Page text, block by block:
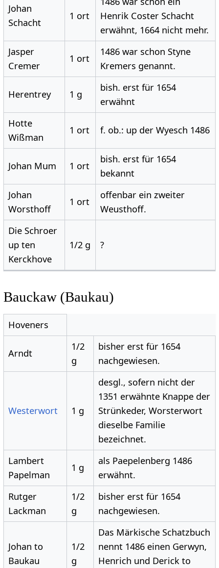
Johan
Schacht
1 ort
Henrik Coster Schacht
erwähnt, 1664 nicht mehr.
Jasper
Cremer
1 ort
1486 war schon Styne
Kremers genannt.
Herentrey 1 g
bish. erst für 1654
erwähnt
Hotte
Wißman
1 ort f. ob.: up der Wyesch 1486
Johan Mum 1 ort
bish. erst für 1654
bekannt
Johan
Worsthoff
1 ort
offenbar ein zweiter
Weusthoff.
Die Schroer
up ten
Kerckhove
1/2 g ?
Bauckaw (Baukau)
Hoveners
Arndt
1/2
g
bisher erst für 1654
nachgewiesen.
Westerwort 1 g
desgl., sofern nicht der
1351 erwähnte Knappe der
Strünkeder, Worsterwort
dieselbe Familie
bezeichnet.
Lambert
Papelman
1 g
als Paepelenberg 1486
erwähnt.
Rutger
Lackman
1/2
g
bisher erst für 1654
nachgewiesen.
Johan to
Baukau
1/2
g
Das Märkische Schatzbuch
nennt 1486 einen Gerwyn,
Henrich und Derick to